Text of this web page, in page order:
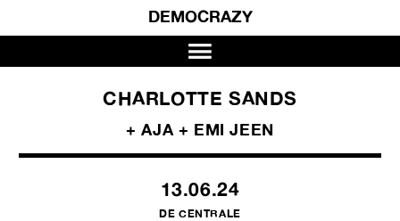
DEMOCRAZY
CHARLOTTE SANDS
+ AJA + EMI JEEN
13.06.24
DE CENTRALE